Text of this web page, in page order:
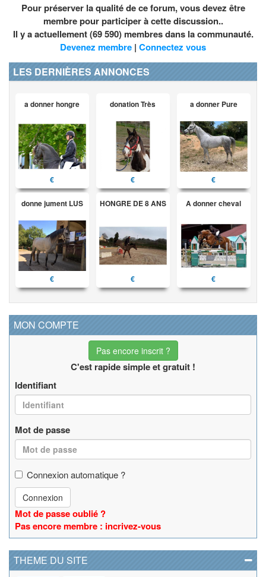
Pour préserver la qualité de ce forum, vous devez être
membre pour participer à cette discussion..
Il y a actuellement (69 590) membres dans la communauté.
Devenez membre | Connectez vous
LES DERNIÈRES ANNONCES
a donner hongre
€
donation Très
€
a donner Pure
€
donne jument LUS
€
HONGRE DE 8 ANS
€
A donner cheval
€
MON COMPTE
Pas encore inscrit ?
C'est rapide simple et gratuit !
Identifiant
Mot de passe
Connexion automatique ?
Connexion
Mot de passe oublié ?
Pas encore membre : incrivez-vous
THEME DU SITE